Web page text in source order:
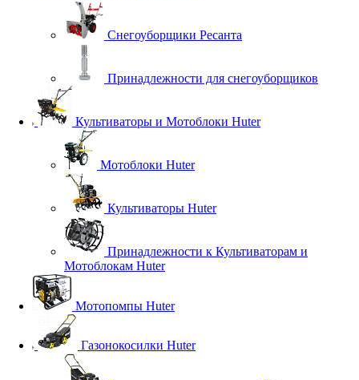
Снегоуборщики Ресанта
Принадлежности для снегоуборщиков
Культиваторы и Мотоблоки Huter
Мотоблоки Huter
Культиваторы Huter
Принадлежности к Культиваторам и
Мотоблокам Huter
Мотопомпы Huter
Газонокосилки Huter